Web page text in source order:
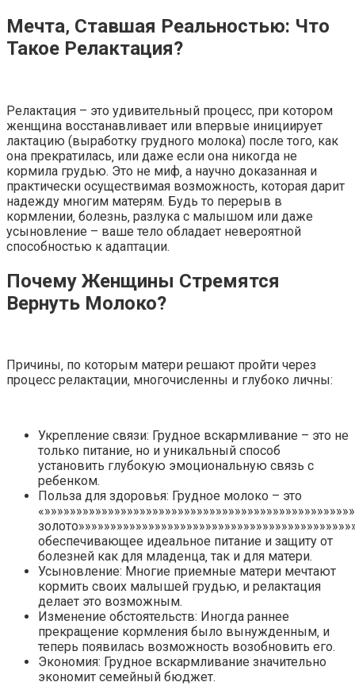
Мечта‚ Ставшая Реальностью: Что
Такое Релактация?
Релактация – это удивительный процесс‚ при котором
женщина восстанавливает или впервые инициирует
лактацию (выработку грудного молока) после того‚ как
она прекратилась‚ или даже если она никогда не
кормила грудью. Это не миф‚ а научно доказанная и
практически осуществимая возможность‚ которая дарит
надежду многим матерям. Будь то перерыв в
кормлении‚ болезнь‚ разлука с малышом или даже
усыновление – ваше тело обладает невероятной
способностью к адаптации.
Почему Женщины Стремятся
Вернуть Молоко?
Причины‚ по которым матери решают пройти через
процесс релактации‚ многочисленны и глубоко личны:
Укрепление связи: Грудное вскармливание – это не
только питание‚ но и уникальный способ
установить глубокую эмоциональную связь с
ребенком.
Польза для здоровья: Грудное молоко – это
обеспечивающее идеальное питание и защиту от
болезней как для младенца‚ так и для матери.
Усыновление: Многие приемные матери мечтают
кормить своих малышей грудью‚ и релактация
делает это возможным.
Изменение обстоятельств: Иногда раннее
прекращение кормления было вынужденным‚ и
теперь появилась возможность возобновить его.
Экономия: Грудное вскармливание значительно
экономит семейный бюджет.